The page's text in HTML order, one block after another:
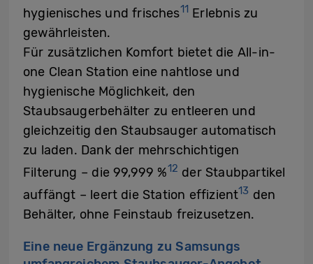
hygienisches und frisches11 Erlebnis zu
gewährleisten.
Für zusätzlichen Komfort bietet die All-in-
one Clean Station eine nahtlose und
hygienische Möglichkeit, den
Staubsaugerbehälter zu entleeren und
gleichzeitig den Staubsauger automatisch
zu laden. Dank der mehrschichtigen
Filterung – die 99,999 %12 der Staubpartikel
auffängt – leert die Station effizient13 den
Behälter, ohne Feinstaub freizusetzen.
Eine neue Ergänzung zu Samsungs